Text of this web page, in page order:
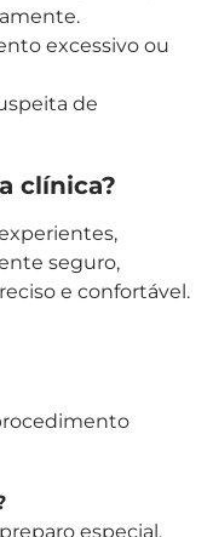
excessivo ou
de
clínica?
seguro,
e confortável.
especial.